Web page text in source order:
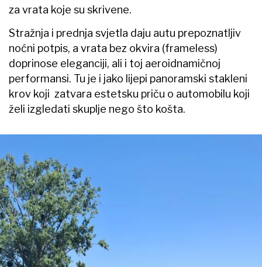
za vrata koje su skrivene.
Stražnja i prednja svjetla daju autu prepoznatljiv
noćni potpis, a vrata bez okvira (frameless)
doprinose eleganciji, ali i toj aeroidnamičnoj
performansi. Tu je i jako lijepi panoramski stakleni
krov koji zatvara estetsku priču o automobilu koji
želi izgledati skuplje nego što košta.